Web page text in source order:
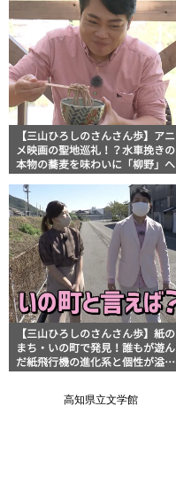
【三山ひろしのさんさん歩】アニ
メ映画の聖地巡礼！？水車挽きの
本物の蕎麦を味わいに「柳野」へ
【三山ひろしのさんさん歩】紙の
まち・いの町で発見！誰もが遊ん
だ紙飛行機の進化系と個性が溢れ
高知県立文学館